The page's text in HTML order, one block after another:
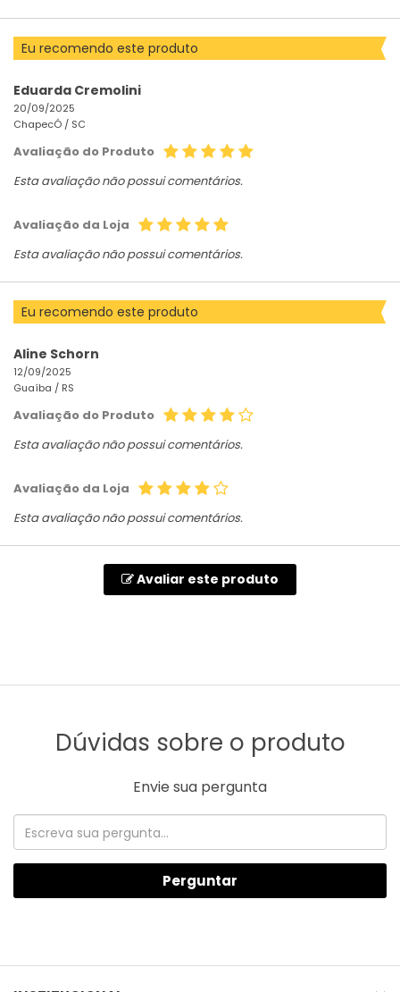
Eu recomendo este produto
Eduarda Cremolini
20/09/2025
ChapecÓ / SC
Avaliação do Produto
Esta avaliação não possui comentários.
Avaliação da Loja
Esta avaliação não possui comentários.
Eu recomendo este produto
Aline Schorn
12/09/2025
Guaíba / RS
Avaliação do Produto
Esta avaliação não possui comentários.
Avaliação da Loja
Esta avaliação não possui comentários.
Avaliar este produto
Dúvidas sobre o produto
Envie sua pergunta
Perguntar